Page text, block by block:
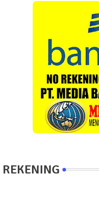
REKENING